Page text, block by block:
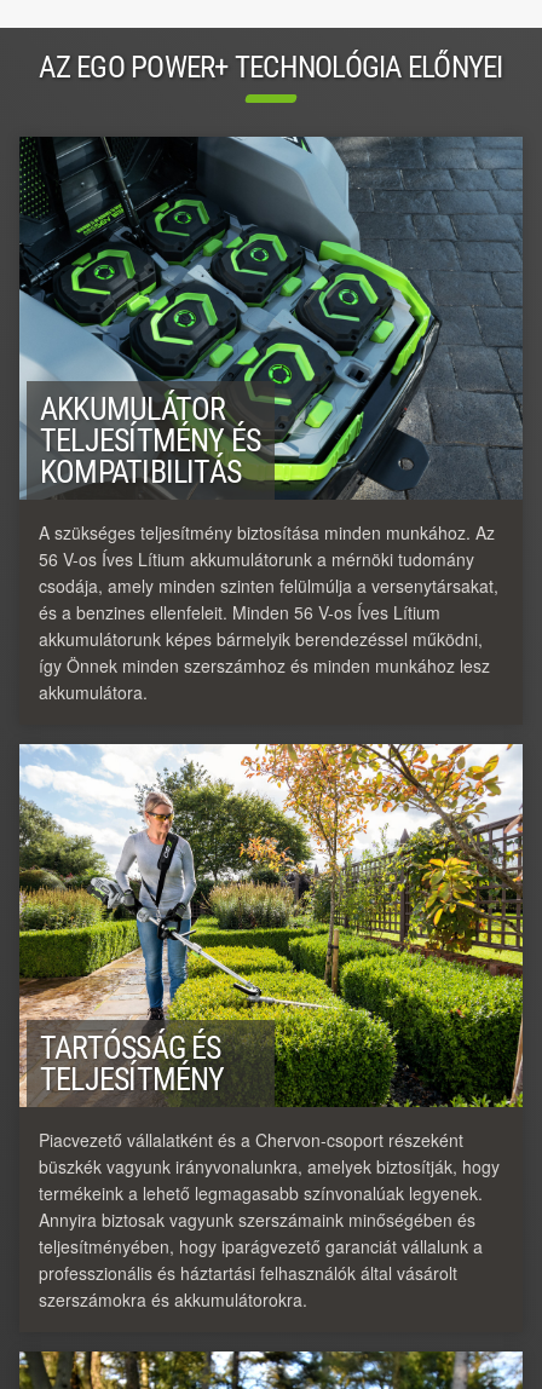
AZ EGO POWER+ TECHNOLÓGIA ELŐNYEI
AKKUMULÁTOR
TELJESÍTMÉNY ÉS
KOMPATIBILITÁS
A szükséges teljesítmény biztosítása minden munkához. Az
56 V-os Íves Lítium akkumulátorunk a mérnöki tudomány
csodája, amely minden szinten felülmúlja a versenytársakat,
és a benzines ellenfeleit. Minden 56 V-os Íves Lítium
akkumulátorunk képes bármelyik berendezéssel működni,
így Önnek minden szerszámhoz és minden munkához lesz
akkumulátora.
TARTÓSSÁG ÉS
TELJESÍTMÉNY
Piacvezető vállalatként és a Chervon-csoport részeként
büszkék vagyunk irányvonalunkra, amelyek biztosítják, hogy
termékeink a lehető legmagasabb színvonalúak legyenek.
Annyira biztosak vagyunk szerszámaink minőségében és
teljesítményében, hogy iparágvezető garanciát vállalunk a
professzionális és háztartási felhasználók által vásárolt
szerszámokra és akkumulátorokra.